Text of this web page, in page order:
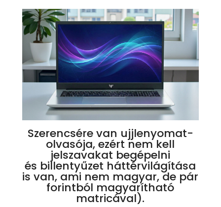
Szerencsére van ujjlenyomat-
olvasója, ezért nem kell
jelszavakat begépelni
és billentyűzet háttérvilágítása
is van, ami nem magyar, de pár
forintból magyarítható
matricával).